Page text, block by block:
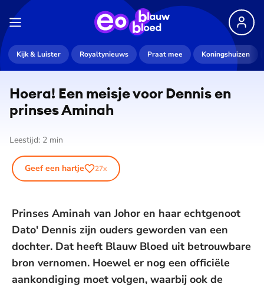
Kijk & Luister Royaltynieuws Praat mee Koningshuizen
Hoera! Een meisje voor Dennis en
prinses Aminah
Leestijd: 2 min
Geef een hartje 27x
Prinses Aminah van Johor en haar echtgenoot
Dato' Dennis zijn ouders geworden van een
dochter. Dat heeft Blauw Bloed uit betrouwbare
bron vernomen. Hoewel er nog een officiële
aankondiging moet volgen, waarbij ook de